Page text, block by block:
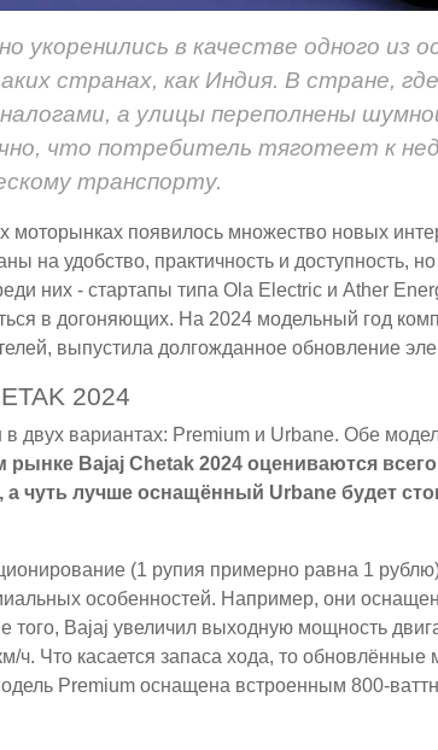
укоренились в качестве одного из
странах, как Индия. В стране,
а улицы переполнены
что потребитель тяготеет к
транспорту.
появилось множество новых
на удобство, практичность и доступность,
них - стартапы типа Ola Electric и Ather
в догоняющих. На 2024 модельный год
выпустила долгожданное обновление
2024
в двух вариантах: Premium и Urbane. Обе
Bajaj Chetak 2024 оцениваются
а чуть лучше оснащённый Urbane будет
(1 рупия примерно равна 1
особенностей. Например, они
Bajaj увеличил выходную мощность
ч. Что касается запаса хода, то обновлённые
Premium оснащена встроенным 800-